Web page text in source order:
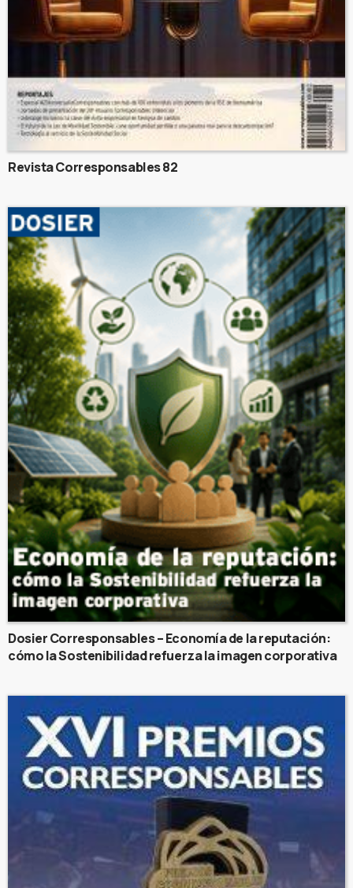
Revista Corresponsables 82
Dosier Corresponsables – Economía de la reputación:
cómo la Sostenibilidad refuerza la imagen corporativa